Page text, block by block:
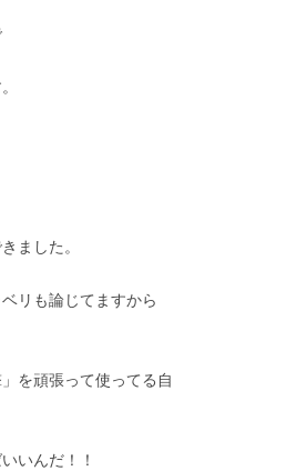
ました。
リも論じてますから
を頑張って使ってる自
いんだ！！